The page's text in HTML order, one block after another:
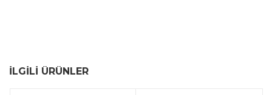
İLGILI ÜRÜNLER